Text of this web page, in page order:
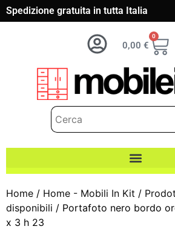
Spedizione gratuita in tutta Italia
0,00 €
0
Home / Home - Mobili In Kit /
disponibili / Portafoto nero bordo
x 3 h 23